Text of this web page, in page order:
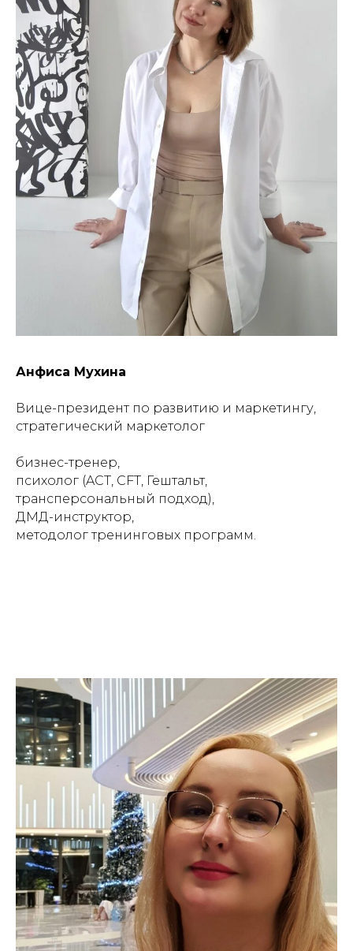
Анфиса Мухина
Вице-президент по развитию и маркетингу,
стратегический маркетолог
бизнес-тренер,
психолог (ACT, СFT, Гештальт,
трансперсональный подход),
ДМД-инструктор,
методолог тренинговых программ.